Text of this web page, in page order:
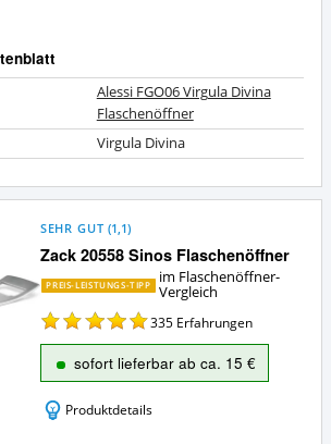
Alessi FGO06 Virgula Divina
Flaschenöffner
Virgula Divina
Zack 20558 Sinos Flaschenöffner
SEHR GUT (1,1)
PREIS-LEISTUNGS-TIPP
im Flaschenöffner-
Vergleich
335 Erfahrungen
sofort lieferbar ab ca. 15 €
Produktdetails